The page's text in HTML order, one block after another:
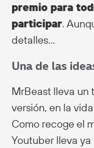
premio para
participar.
detalles…
Una de las
MrBeast lleva un
versión, en la
Como recoge el
Youtuber lleva